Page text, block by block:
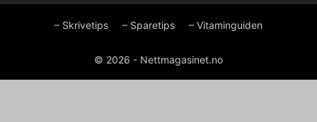
– Skrivetips – Sparetips – Vitaminguiden
© 2026 - Nettmagasinet.no